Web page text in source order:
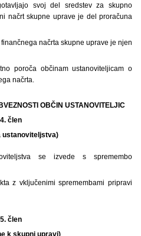
svoj del sredstev za skupno
načrt skupne uprave je del proračuna
načrta skupne uprave je njen
poroča občinam ustanoviteljicam o
načrta.
OBČIN USTANOVITELJIC
člen
ustanoviteljstva)
se izvede s spremembo
z vključenimi spremembami pripravi
člen
k skupni upravi)